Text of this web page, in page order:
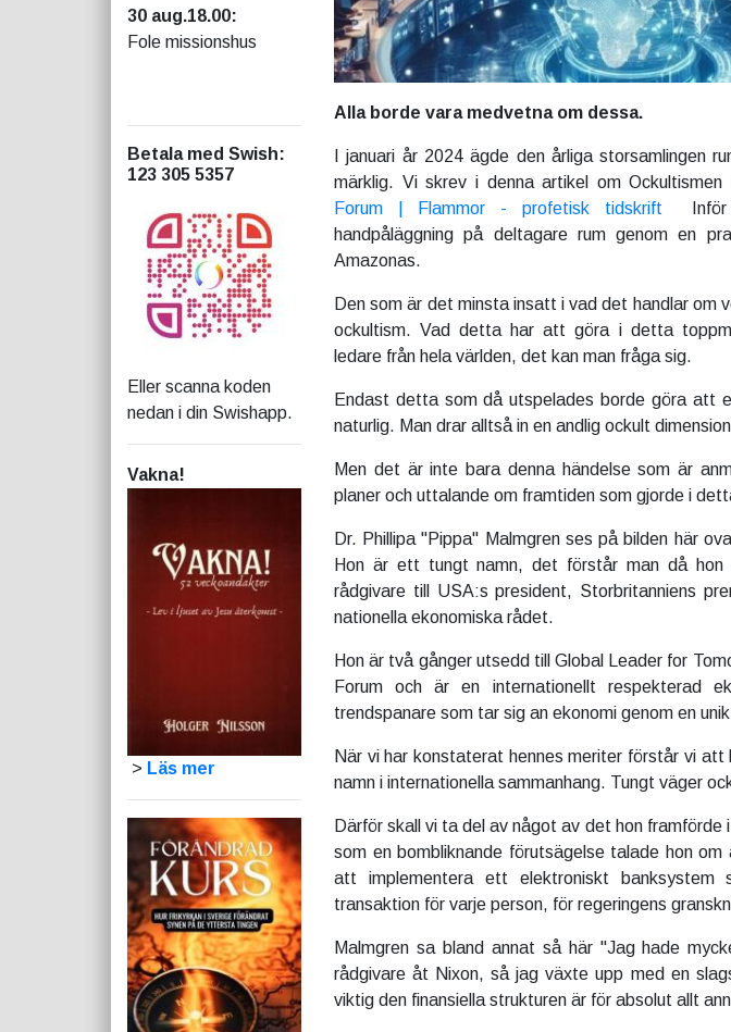
30 aug.18.00:
Fole missionshus
Betala med Swish:
123 305 5357
Eller scanna koden
nedan i din Swishapp.
Vakna!
> Läs mer
Alla borde vara medvetna om dessa.
I januari år 2024 ägde den årliga storsamlingen
märklig. Vi skrev i denna artikel om
Forum | Flammor - profetisk tidskrift Inför
handpåläggning på deltagare rum genom en
Amazonas.
Den som är det minsta insatt i vad det handlar om
ockultism. Vad detta har att göra i detta
ledare från hela världen, det kan man fråga sig.
Endast detta som då utspelades borde göra att
naturlig. Man drar alltså in en andlig ockult
Men det är inte bara denna händelse som är
planer och uttalande om framtiden som gjorde i
Dr. Phillipa "Pippa" Malmgren ses på bilden här
Hon är ett tungt namn, det förstår man då hon
rådgivare till USA:s president, Storbritanniens
nationella ekonomiska rådet.
Hon är två gånger utsedd till Global Leader for
Forum och är en internationellt respekterad
trendspanare som tar sig an ekonomi genom en
När vi har konstaterat hennes meriter förstår vi
namn i internationella sammanhang. Tungt väger
Därför skall vi ta del av något av det hon
som en bombliknande förutsägelse talade hon
att implementera ett elektroniskt banksystem
transaktion för varje person, för regeringens
Malmgren sa bland annat så här "Jag hade
rådgivare åt Nixon, så jag växte upp med en
viktig den finansiella strukturen är för absolut allt